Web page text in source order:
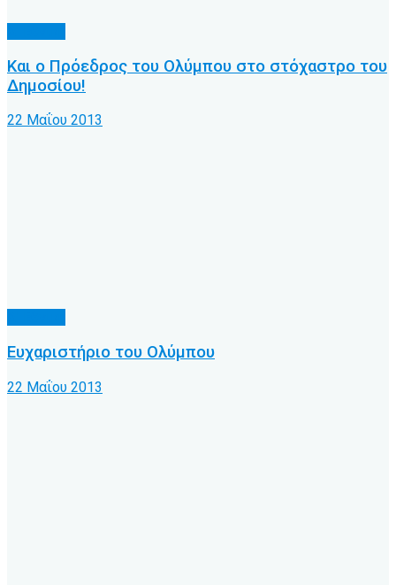
Και ο Πρόεδρος του Ολύμπου στο στόχαστρο του
Δημοσίου!
22 Μαΐου 2013
Ευχαριστήριο του Ολύμπου
22 Μαΐου 2013